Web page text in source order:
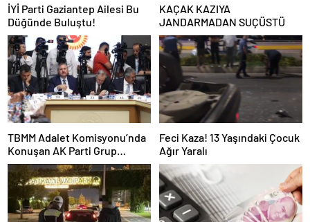
İYİ Parti Gaziantep Ailesi Bu
Düğünde Buluştu!
KAÇAK KAZIYA
JANDARMADAN SUÇÜSTÜ
TBMM Adalet Komisyonu’nda
Konuşan AK Parti Grup
Başkanvekili Abdulhamit Gül:
“Kanun Teklifi Milletimizin
Teklifidir”
Feci Kaza! 13 Yaşındaki Çocuk
Ağır Yaralı